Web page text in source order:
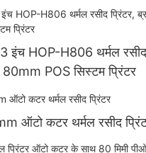
HOP-H806 थर्मल रसीद
POS सिस्टम प्रिंटर
ऑटो कटर थर्मल रसीद